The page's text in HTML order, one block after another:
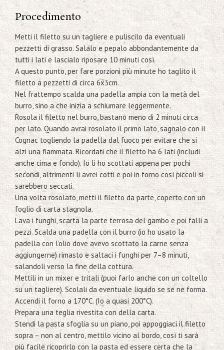
Procedimento
Metti il filetto su un tagliere e puliscilo da eventuali
pezzetti di grasso. Salalo e pepalo abbondantemente da
tutti i lati e lascialo riposare 10 minuti così.
A questo punto, per fare porzioni più minute ho taglito il
filetto a pezzetti di circa 6x3cm.
Nel frattempo scalda una padella ampia con la metà del
burro, sino a che inizia a schiumare leggermente.
Rosola il filetto nel burro, bastano meno di 2 minuti circa
per lato. Quando avrai rosolato il primo lato, sagnalo con il
Cognac togliendo la padella dal fuoco per evitare che si
alzi una fiammata. Ricordati che il filetto ha 6 lati (includi
anche cima e fondo). Io li ho scottati appena per pochi
secondi, altrimenti li avrei cotti e poi in forno così piccoli si
sarebbero seccati.
Una volta rosolato, metti il filetto da parte, coperto con un
foglio di carta stagnola.
Lava i funghi, scarta la parte terrosa del gambo e poi falli a
pezzi. Scalda una padella con il burro (io ho usato la
padella con l’olio dove avevo scottato la carne senza
aggiungerne) rimasto e saltaci i funghi per 7–8 minuti,
salandoli verso la fine della cottura.
Mettili in un mixer e tritali (puoi farlo anche con un coltello
su un tagliere). Scolali da eventuale liquido se se ne forma.
Accendi il forno a 170°C. (Io a quasi 200°C).
Prepara una teglia rivestita con della carta.
Stendi la pasta sfoglia su un piano, poi appoggiaci il filetto
sopra – non al centro, mettilo vicino al bordo, così ti sarà
più facile ricoprirlo con la pasta ed essere certa che la